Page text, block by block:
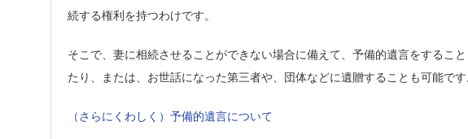
続する権利を持つわけです。
そこで、妻に相続させることができない場合に備えて、予備的遺言をするこ
たり、または、お世話になった第三者や、団体などに遺贈することも可能です
（さらにくわしく）予備的遺言について